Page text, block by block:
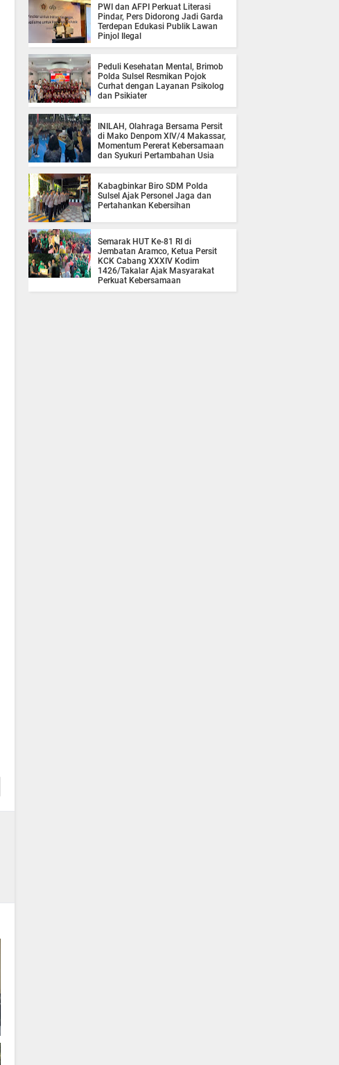
PWI dan AFPI Perkuat Literasi
Pindar, Pers Didorong Jadi Garda
Terdepan Edukasi Publik Lawan
Pinjol Ilegal
Peduli Kesehatan Mental, Brimob
Polda Sulsel Resmikan Pojok
Curhat dengan Layanan Psikolog
dan Psikiater
INILAH, Olahraga Bersama Persit
di Mako Denpom XIV/4 Makassar,
Momentum Pererat Kebersamaan
dan Syukuri Pertambahan Usia
Kabagbinkar Biro SDM Polda
Sulsel Ajak Personel Jaga dan
Pertahankan Kebersihan
Semarak HUT Ke-81 RI di
Jembatan Aramco, Ketua Persit
KCK Cabang XXXIV Kodim
1426/Takalar Ajak Masyarakat
Perkuat Kebersamaan